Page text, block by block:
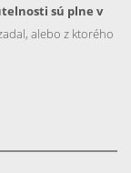
sú plne v
alebo z ktorého